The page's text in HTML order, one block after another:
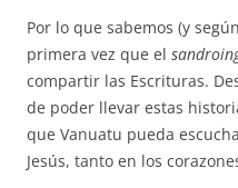
Por lo que sabemos (y
primera vez que el
compartir las Escrituras.
de poder llevar estas
que Vanuatu pueda
Jesús, tanto en los